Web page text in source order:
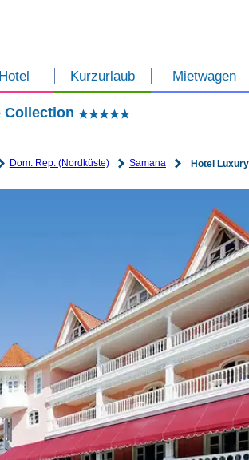
Hotel Kurzurlaub Mietwagen
Collection
Dom. Rep. (Nordküste) Samana Hotel